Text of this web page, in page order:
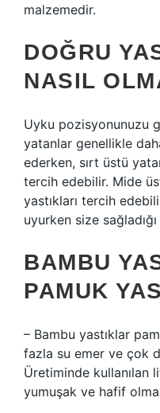
malzemedir.
DOĞRU
NASIL
Uyku pozisyonunuzu
yatanlar genellikle
ederken, sırt üstü
tercih edebilir. Mide
yastıkları tercih
uyurken size
BAMBU
PAMUK
– Bambu yastıklar
fazla su emer ve çok
Üretiminde kullanılan
yumuşak ve hafif